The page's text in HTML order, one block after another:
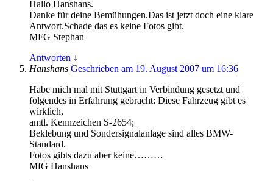
Hallo Hanshans.
Danke für deine Bemühungen.Das ist jetzt doch eine klare
Antwort.Schade das es keine Fotos gibt.
MFG Stephan
Antworten ↓
Hanshans Geschrieben am 19. August 2007 um 16:36
Habe mich mal mit Stuttgart in Verbindung gesetzt und
folgendes in Erfahrung gebracht: Diese Fahrzeug gibt es
wirklich,
amtl. Kennzeichen S-2654;
Beklebung und Sondersignalanlage sind alles BMW-
Standard.
Fotos gibts dazu aber keine………
MfG Hanshans